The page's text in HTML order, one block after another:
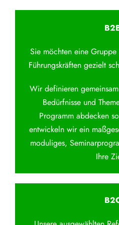
Sie möchten eine
Führungskräften gezielt
Wir definieren
Bedürfnisse und
Programm abdecken
entwickeln wir ein
moduliges,
Ihre